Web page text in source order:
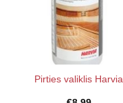
Pirties valiklis Harvia